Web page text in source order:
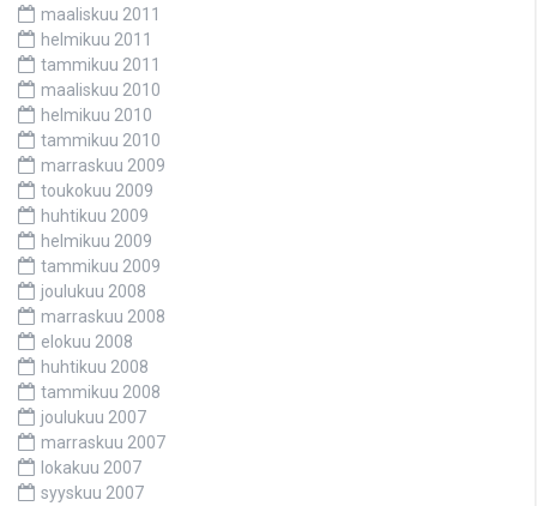
maaliskuu 2011
helmikuu 2011
tammikuu 2011
maaliskuu 2010
helmikuu 2010
tammikuu 2010
marraskuu 2009
toukokuu 2009
huhtikuu 2009
helmikuu 2009
tammikuu 2009
joulukuu 2008
marraskuu 2008
elokuu 2008
huhtikuu 2008
tammikuu 2008
joulukuu 2007
marraskuu 2007
lokakuu 2007
syyskuu 2007